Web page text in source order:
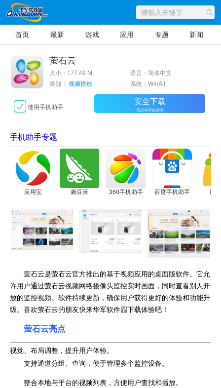
首页 最新 游戏 应用 专题 新闻
萤石云
大小：177.49 M
语言：简体中文
类别： 视频播放 系统：WinAll
使用手机助手 安全下载
需2345手机助手
手机助手专题
应用宝 豌豆荚 360手机助手 百度手机助手 应
萤石云是萤石云官方推出的基于视频应用的桌面版软件。它允
许用户通过萤石云视频网络摄像头监控实时画面，同时查看别人开
放的监控视频。软件持续更新，确保用户获得更好的体验和功能升
级。喜欢萤石云的朋友快来华军软件园下载体验吧！
萤石云亮点
视觉、布局调整，提升用户体验。
支持通道分组、查询，便于管理多个监控设备。
整合本地与平台的视频列表，方便用户查找和播放。